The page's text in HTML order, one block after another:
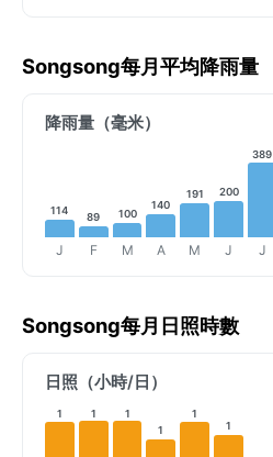
Songsong每月平均降雨量
降雨量（毫米）
114
J
89
F
100
M
140
A
191
M
200
J
389
J
Songsong每月日照時數
日照（小時/日）
1 1 1
1
1
1